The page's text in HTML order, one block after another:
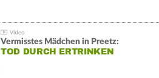
Vermisstes Mädchen in Preetz:
TOD DURCH ERTRINKEN